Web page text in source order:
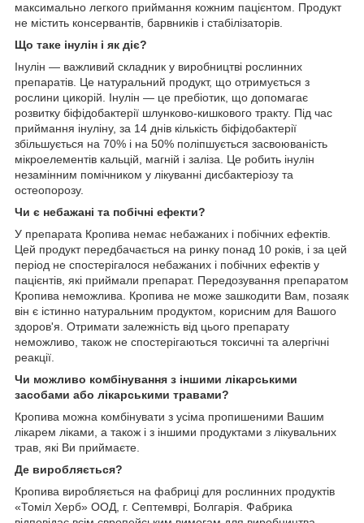
максимально легкого приймання кожним пацієнтом. Продукт
не містить консервантів, барвників і стабілізаторів.
Що таке інулін і як діє?
Інулін — важливий складник у виробництві рослинних
препаратів. Це натуральний продукт, що отримується з
рослини цикорій. Інулін — це пребіотик, що допомагає
розвитку біфідобактерії шлунково-кишкового тракту. Під час
приймання інуліну, за 14 днів кількість біфідобактерії
збільшується на 70% і на 50% поліпшується засвоюваність
мікроелементів кальцій, магній і заліза. Це робить інулін
незамінним помічником у лікуванні дисбактеріозу та
остеопорозу.
Чи є небажані та побічні ефекти?
У препарата Кропива немає небажаних і побічних ефектів.
Цей продукт передбачається на ринку понад 10 років, і за цей
період не спостерігалося небажаних і побічних ефектів у
пацієнтів, які приймали препарат. Передозування препаратом
Кропива неможлива. Кропива не може зашкодити Вам, позаяк
він є істинно натуральним продуктом, корисним для Вашого
здоров'я. Отримати залежність від цього препарату
неможливо, також не спостерігаються токсичні та алергічні
реакції.
Чи можливо комбінування з іншими лікарськими
засобами або лікарськими травами?
Кропива можна комбінувати з усіма пропишеними Вашим
лікарем ліками, а також і з іншими продуктами з лікувальних
трав, які Ви приймаєте.
Де виробляється?
Кропива виробляється на фабриці для рослинних продуктів
«Томіл Херб» ООД, г. Септемврі, Болгарія. Фабрика